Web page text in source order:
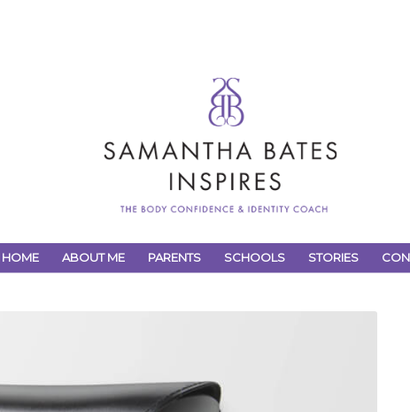
HOME ABOUT ME PARENTS SCHOOLS STORIES